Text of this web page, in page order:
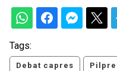
Tags:
Debat capres